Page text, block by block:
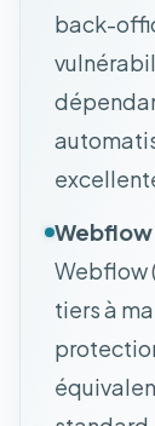
back-
Webflow
Webflow
tiers à